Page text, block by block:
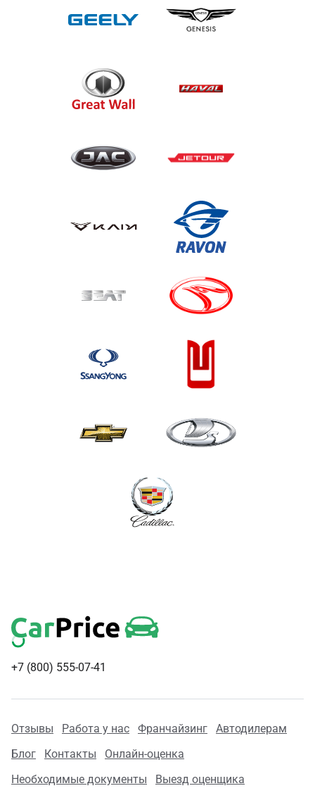
+7 (800) 555-07-41
Отзывы Работа у нас Франчайзинг
Автодилерам
Блог
Контакты
Онлайн-оценка
Необходимые документы
Выезд оценщика